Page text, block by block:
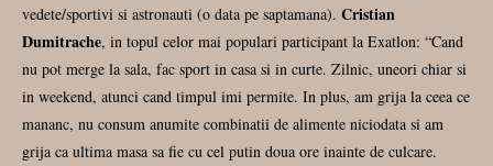
vedete/sportivi si astronauti (o data pe saptamana). Cristian
Dumitrache, in topul celor mai populari participant la Exatlon: “Cand
nu pot merge la sala, fac sport in casa si in curte. Zilnic, uneori chiar si
in weekend, atunci cand timpul imi permite. In plus, am grija la ceea ce
mananc, nu consum anumite combinatii de alimente niciodata si am
grija ca ultima masa sa fie cu cel putin doua ore inainte de culcare.